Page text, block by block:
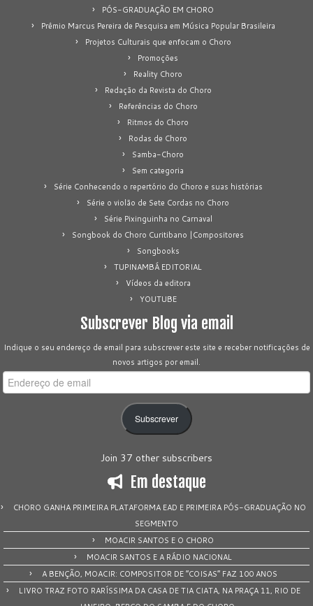
PÓS-GRADUAÇÃO EM CHORO
Prêmio Marcus Pereira de Pesquisa em Música Popular Brasileira
Projetos Culturais que enfocam o Choro
Promoções
Reality Choro
Redação da Revista do Choro
Referências do Choro
Ritmos do Choro
Rodas de Choro
Samba-Choro
Sem categoria
Série Conhecendo o repertório do Choro e suas histórias
Série o violão de Sete Cordas no Choro
Série Pixinguinha no Carnaval
Songbook do Choro Curitibano |Compositores
Songbooks
TUPINAMBÁ EDITORIAL
Vídeos da editora
YOUTUBE
Subscrever Blog via email
Indique o seu endereço de email para subscrever este site e receber notificações de
novos artigos por email.
Endereço
de
Subscrever
Join 37 other subscribers
Em destaque
CHORO GANHA PRIMEIRA PLATAFORMA EAD E PRIMEIRA PÓS-GRADUAÇÃO NO
SEGMENTO
MOACIR SANTOS E O CHORO
MOACIR SANTOS E A RÁDIO NACIONAL
A BENÇÃO, MOACIR: COMPOSITOR DE “COISAS” FAZ 100 ANOS
LIVRO TRAZ FOTO RARÍSSIMA DA CASA DE TIA CIATA, NA PRAÇA 11, RIO DE